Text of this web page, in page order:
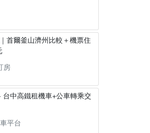
首爾釜山濟州比較＋機票住
房
中高鐵租機車+公車轉乘交
平台